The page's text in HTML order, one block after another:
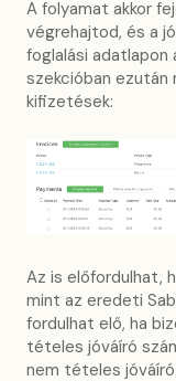
A folyamat akkor
végrehajtod, és a
foglalási adatlapon
szekcióban ezután
kifizetések:
Az is előfordulhat,
mint az eredeti
fordulhat elő, ha
tételes jóváíró
nem tételes